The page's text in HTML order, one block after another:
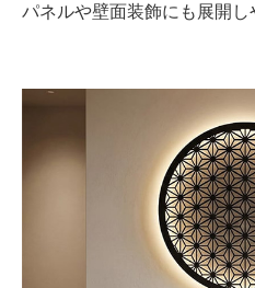
パネルや壁面装飾にも展開し